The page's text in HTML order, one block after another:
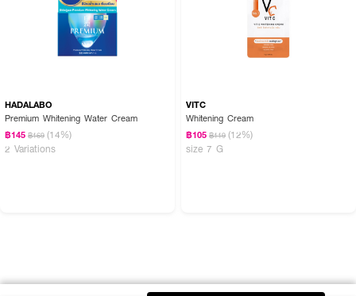
HADALABO
Premium Whitening Water Cream
฿145 ฿169 (14%)
2 Variations
VITC
Whitening Cream
฿105 ฿119 (12%)
size 7 G